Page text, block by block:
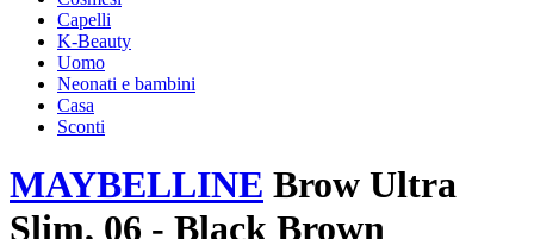
Capelli
K-Beauty
Uomo
Neonati e bambini
Casa
Sconti
MAYBELLINE Brow Ultra
Slim, 06 - Black Brown